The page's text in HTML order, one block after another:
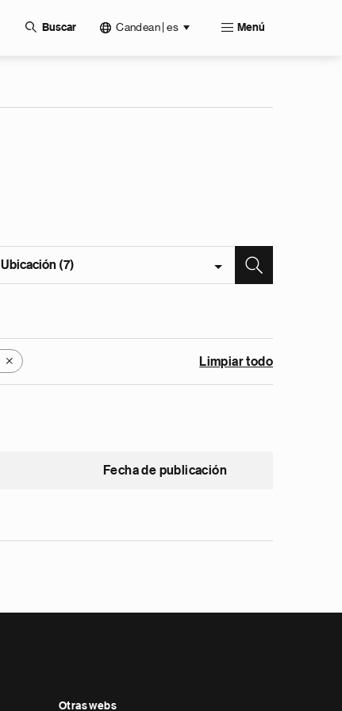
Buscar Candean | es Menú
Ubicación (7)
X Limpiar todo
Fecha de publicación
Otras webs